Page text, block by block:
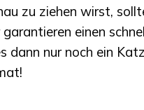
zu ziehen wirst,
einen
dann nur noch ein